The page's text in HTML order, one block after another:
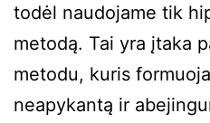
todėl naudojame tik
metodą. Tai yra įtaka
metodu, kuris
neapykantą ir